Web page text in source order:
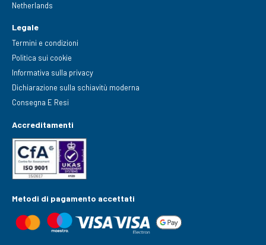
Netherlands
Legale
Termini e condizioni
Politica sui cookie
Informativa sulla privacy
Dichiarazione sulla schiavitù moderna
Consegna E Resi
Accreditamenti
Metodi di pagamento accettati